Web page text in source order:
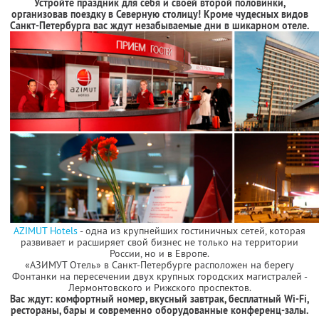
Устройте праздник для себя и своей второй половинки,
организовав поездку в Северную столицу! Кроме чудесных видов
Санкт-Петербурга вас ждут незабываемые дни в шикарном отеле.
AZIMUT Hotels- одна из крупнейших гостиничных сетей, которая
развивает и расширяет свой бизнес не только на территории
России, но и в Европе.
«АЗИМУТ Отель» в Санкт-Петербурге расположен на берегу
Фонтанки на пересечении двух крупных городских магистралей -
Лермонтовского и Рижского проспектов.
Вас ждут: комфортный номер, вкусный завтрак, бесплатный Wi-Fi,
рестораны, бары и современно оборудованные конференц-залы.